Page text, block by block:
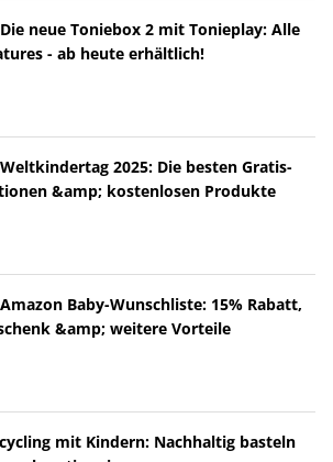
neue Toniebox 2 mit Tonieplay: Alle
- ab heute erhältlich!
2025: Die besten Gratis-
&amp; kostenlosen Produkte
Baby-Wunschliste: 15% Rabatt,
&amp; weitere Vorteile
mit Kindern: Nachhaltig basteln